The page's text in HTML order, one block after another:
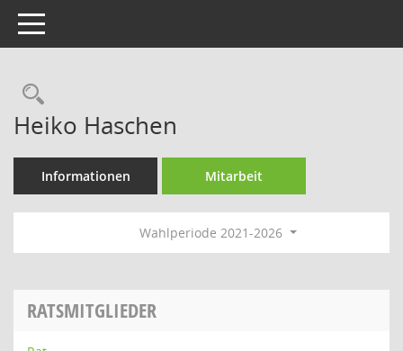
Toggle navigation
Rechercheauswahl
Heiko Haschen
Informationen Mitarbeit
Wahlperiode 2021-2026
RATSMITGLIEDER